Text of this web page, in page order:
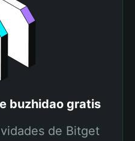
buzhidao gratis
de Bitget